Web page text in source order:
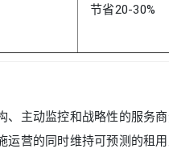
节省20-30%
主动监控和战略性的服务
运营的同时维持可预测的租